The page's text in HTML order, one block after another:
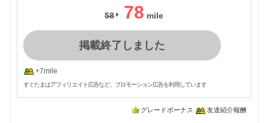
58 78
掲載終了しました
+7mile
すぐたまはアフィリエイト広告など、プロモーション広告を利用しています
グレードボーナス 友達紹介報酬